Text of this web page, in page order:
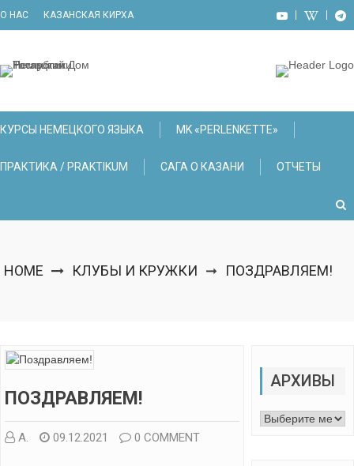
О НАС КАЗАНСКАЯ КИРХА
КУРСЫ НЕМЕЦКОГО ЯЗЫКА МK «PERLENKETTE»
ПРАКТИКА / PRAKTIKUM САГА О КАЗАНИ ОТЧЕТЫ
HOME КЛУБЫ И КРУЖКИ ➞ ПОЗДРАВЛЯЕМ!
ПОЗДРАВЛЯЕМ!
А. 09.12.2021 0 COMMENT
АРХИВЫ
Архивы